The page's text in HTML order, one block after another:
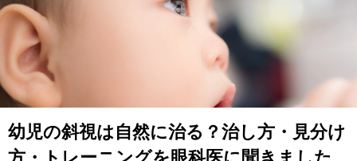
幼児の斜視は自然に治る？治し方・見分け